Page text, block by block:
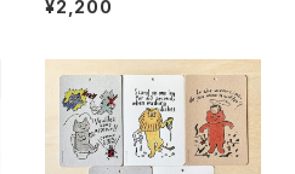
ハレンスレーベン
¥2,200